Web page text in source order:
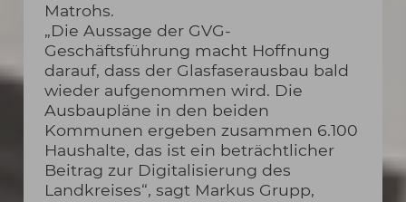
Matrohs.
„Die Aussage der GVG-
Geschäftsführung macht Hoffnung
darauf, dass der Glasfaserausbau bald
wieder aufgenommen wird. Die
Ausbaupläne in den beiden
Kommunen ergeben zusammen 6.100
Haushalte, das ist ein beträchtlicher
Beitrag zur Digitalisierung des
Landkreises“, sagt Markus Grupp,